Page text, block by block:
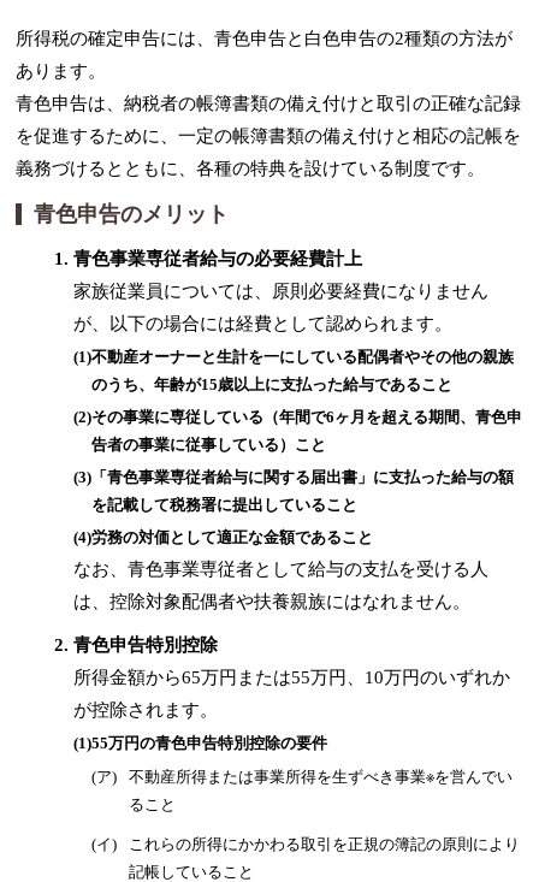
所得税の確定申告には、青色申告と白色申告の2種類の方法が
あります。
青色申告は、納税者の帳簿書類の備え付けと取引の正確な記録
を促進するために、一定の帳簿書類の備え付けと相応の記帳を
義務づけるとともに、各種の特典を設けている制度です。
青色申告のメリット
青色事業専従者給与の必要経費計上
家族従業員については、原則必要経費になりません
が、以下の場合には経費として認められます。
(1)不動産オーナーと生計を一にしている配偶者やその他の親族
のうち、年齢が15歳以上に支払った給与であること
(2)その事業に専従している（年間で6ヶ月を超える期間、青色申
告者の事業に従事している）こと
(3)「青色事業専従者給与に関する届出書」に支払った給与の額
を記載して税務署に提出していること
(4)労務の対価として適正な金額であること
なお、青色事業専従者として給与の支払を受ける人
は、控除対象配偶者や扶養親族にはなれません。
青色申告特別控除
所得金額から65万円または55万円、10万円のいずれか
が控除されます。
(1)55万円の青色申告特別控除の要件
(ア)
不動産所得または事業所得を生ずべき事業※を営んでい
ること
(イ)
これらの所得にかかわる取引を正規の簿記の原則により
記帳していること